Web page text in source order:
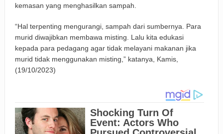
kemasan yang menghasilkan sampah.
“Hal terpenting mengurangi, sampah dari sumbernya. Para
murid diwajibkan membawa misting. Lalu kita edukasi
kepada para pedagang agar tidak melayani makanan jika
murid tidak menggunakan misting,” katanya, Kamis,
(19/10/2023)